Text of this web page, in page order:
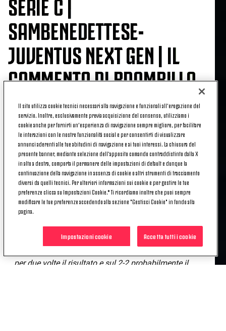
SAMBENEDETTESE-
JUVENTUS NEXT GEN | IL
COMMENTO DI BRAMBILLA
MassimoBrambillaha commentato il match tra
SambenedetteseeJuventus Next Gen, andato in
scena al "Riviera delle Palme" di San Benedetto del
Tronto e valido per la settima giornata del Girone B
di Serie C.
IL COMMENTO DI BRAMBILLA
«Oggi non abbiamo approcciato bene la partita,
abbiamo regalato il primo tempo alla
per due volte il risultato e sul 2-2 probabilmente il
Il sito utilizza cookie tecnici necessari alla navigazione e funzionali all’erogazione del
servizio. Inoltre, esclusivamente previa acquisizione del consenso, utilizziamo i
cookie anche per fornirti un’esperienza di navigazione sempre migliore, per facilitare
le interazioni con le nostre funzionalità social e per consentirti di visualizzare
annunci aderenti alle tue abitudini di navigazione e ai tuoi interessi. La chiusura del
presente banner, mediante selezione dell’apposito comando contraddistinto dalla X
in alto a destra, comporta il permanere delle impostazioni di default e dunque la
continuazione della navigazione in assenza di cookie o altri strumenti di tracciamento
diversi da quelli tecnici. Per ulteriori informazioni sui cookie e per gestire le tue
preferenze clicca su Impostazioni Cookie.* Ti ricordiamo inoltre che puoi sempre
modificare le tue preferenze accedendo alla sezione "Gestisci Cookie" in fondo alla
pagina.
Accetta tutti i cookie
Impostazioni cookie